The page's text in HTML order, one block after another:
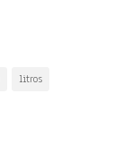
litros